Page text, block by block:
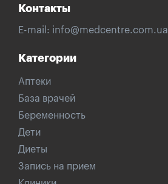
Контакты
E-mail: info@medcentre.com.ua
Категории
Аптеки
База врачей
Беременность
Дети
Диеты
Запись на прием